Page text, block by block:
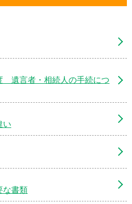
遺言者・相続人の手続につ
い
な書類